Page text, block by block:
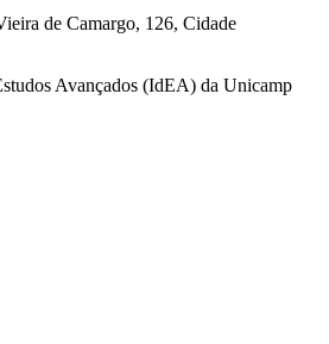
de Camargo, 126, Cidade
Avançados (IdEA) da Unicamp